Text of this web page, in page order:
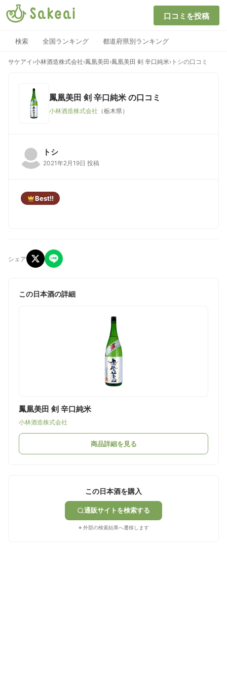
口コミを投稿
検索 全国ランキング 都道府県別ランキング
サケアイ ›小林酒造株式会社›鳳凰美田 ›鳳凰美田 剣 辛口純米› トシの口コミ
鳳凰美田 剣 辛口純米 の口コミ
小林酒造株式会社 （栃木県）
トシ
2021年2月19日 投稿
Best!!
シェア
この日本酒の詳細
鳳凰美田 剣 辛口純米
小林酒造株式会社
商品詳細を見る
この日本酒を購入
通販サイトを検索する
※ 外部の検索結果へ遷移します